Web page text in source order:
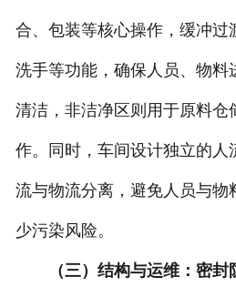
合、包装等核心操作，缓冲过
洗手等功能，确保人员、物料
清洁，非洁净区则用于原料仓
作。同时，车间设计独立的人
流与物流分离，避免人员与物
少污染风险。
（三）结构与运维：密